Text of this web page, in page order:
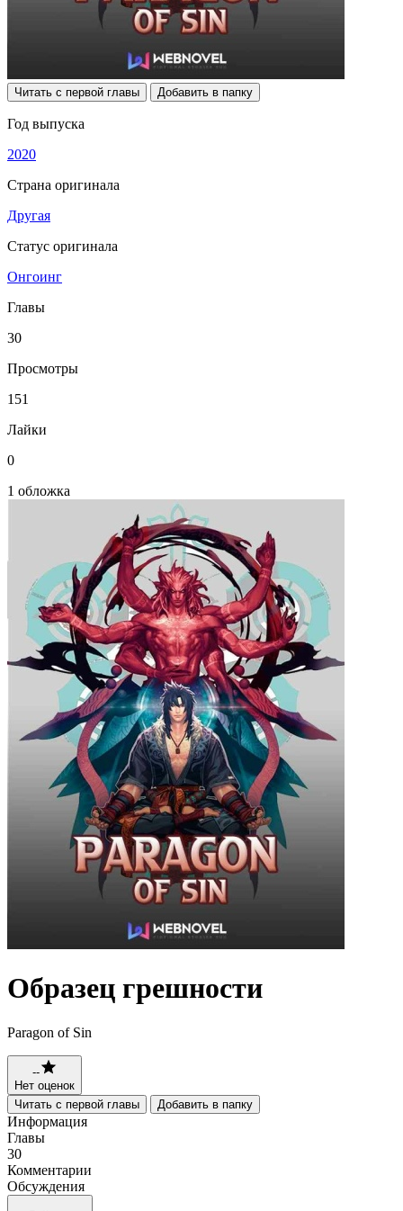
Читать с первой главы Добавить в папку
Год выпуска
2020
Страна оригинала
Другая
Статус оригинала
Онгоинг
Главы
30
Просмотры
151
Лайки
0
1 обложка
Образец грешности
Paragon of Sin
--
Нет оценок
Читать с первой главы
Добавить в папку
Информация
Главы
30
Комментарии
Обсуждения